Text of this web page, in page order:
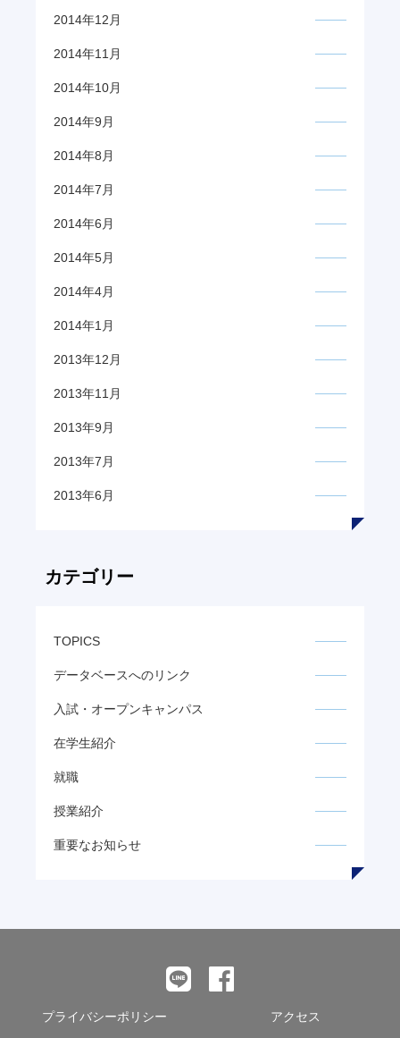
2014年12月
2014年11月
2014年10月
2014年9月
2014年8月
2014年7月
2014年6月
2014年5月
2014年4月
2014年1月
2013年12月
2013年11月
2013年9月
2013年7月
2013年6月
カテゴリー
TOPICS
データベースへのリンク
入試・オープンキャンパス
在学生紹介
就職
授業紹介
重要なお知らせ
プライバシーポリシー アクセス